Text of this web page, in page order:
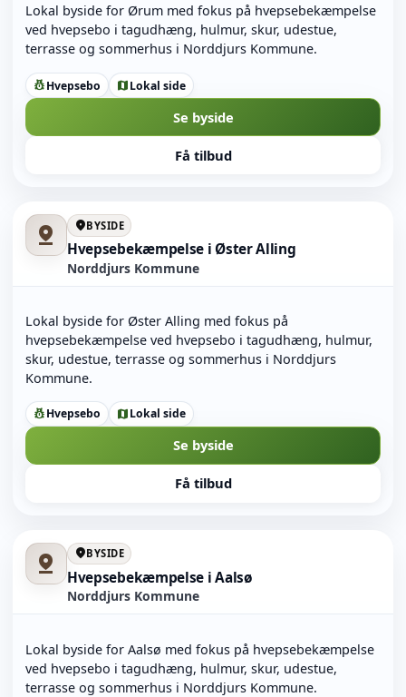
Lokal byside for Ørum med fokus på hvepsebekæmpelse
ved hvepsebo i tagudhæng, hulmur, skur, udestue,
terrasse og sommerhus i Norddjurs Kommune.
pest_controlHvepsebo mapLokal side
Se byside
Få tilbud
pin_drop location_onBYSIDE
Hvepsebekæmpelse i Øster Alling
Norddjurs Kommune
Lokal byside for Øster Alling med fokus på
hvepsebekæmpelse ved hvepsebo i tagudhæng, hulmur,
skur, udestue, terrasse og sommerhus i Norddjurs
Kommune.
pest_controlHvepsebo mapLokal side
Se byside
Få tilbud
pin_drop location_onBYSIDE
Hvepsebekæmpelse i Aalsø
Norddjurs Kommune
Lokal byside for Aalsø med fokus på hvepsebekæmpelse
ved hvepsebo i tagudhæng, hulmur, skur, udestue,
terrasse og sommerhus i Norddjurs Kommune.